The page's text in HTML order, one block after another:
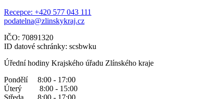
Recepce: +420 577 043 111
podatelna@zlinskykraj.cz
IČO: 70891320
ID datové schránky: scsbwku
Úřední hodiny Krajského úřadu Zlínského kraje
Pondělí 8:00 - 17:00
Úterý 8:00 - 15:00
Středa 8:00 - 17:00